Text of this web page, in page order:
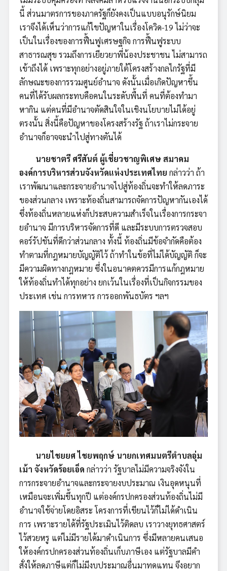
นี้ ส่วนมาตรการของภาครัฐก็ยังคงเป็นแบบอนุรักษ์นิยม
เราจึงได้เห็นว่าการแก้ไขปัญหาในเรื่องโควิด-19 ไม่ว่าจะ
เป็นในเรื่องของการฟื้นฟูเศรษฐกิจ การฟื้นฟูระบบ
สาธารณสุข รวมถึงการเยียวยาพี่น้องประชาชน ไม่สามารถ
เข้าถึงได้ เพราะทุกอย่างอยู่ภายใต้โครงสร้างกลไกรัฐที่มี
ลักษณะของการรวมศูนย์อำนาจ ดังนั้นเมื่อเกิดปัญหาขึ้น
คนที่ได้รับผลกระทบคือคนในระดับพื้นที่ คนที่ต้องทำมา
หากิน แต่คนที่มีอำนาจตัดสินใจในเชิงนโยบายไม่ได้อยู่
ตรงนั้น สิ่งนี้คือปัญหาของโครงสร้างรัฐ ถ้าเราไม่กระจาย
อำนาจก็อาจจะนำไปสู่ทางตันได้
นายชาตรี ศรีสันต์ ผู้เชี่ยวชาญพิเศษ สมาคม
องค์การบริหารส่วนจังหวัดแห่งประเทศไทย กล่าวว่า ถ้า
เราพัฒนาและกระจายอำนาจไปสู่ท้องถิ่นจะทำให้ลดภาระ
ของส่วนกลาง เพราะท้องถิ่นสามารถจัดการปัญหากันเองได้
ซึ่งท้องถิ่นหลายแห่งก็ประสบความสำเร็จในเรื่องการกระจา
ยอำนาจ มีการบริหารจัดการที่ดี และมีระบบการตรวจสอบ
คอร์รัปชันที่ดีกว่าส่วนกลาง ทั้งนี้ ท้องถิ่นมีข้อจำกัดคือต้อง
ทำตามที่กฎหมายบัญญัติไว้ ถ้าทำในข้อที่ไม่ได้บัญญัติ ก็จะ
มีความผิดทางกฎหมาย ซึ่งในอนาคตควรมีการแก้กฎหมาย
ให้ท้องถิ่นทำได้ทุกอย่าง ยกเว้นในเรื่องที่เป็นกิจกรรมของ
ประเทศ เช่น การทหาร การออกพันธบัตร ฯลฯ
นายไชยยศ ไชยพฤกษ์ นายกเทศมนตรีตำบลอุ่ม
เม้า จังหวัดร้อยเอ็ด กล่าวว่า รัฐบาลไม่มีความจริงจังใน
การกระจายอำนาจและกระจายงบประมาณ เงินอุดหนุนที่
เหมือนจะเพิ่มขึ้นทุกปี แต่องค์กรปกครองส่วนท้องถิ่นไม่มี
อำนาจใช้จ่ายโดยอิสระ โครงการที่เขียนไว้ก็ไม่ได้ดำเนิน
การ เพราะรายได้ที่รัฐประเมินไว้ติดลบ เราวางยุทธศาสตร์
ไว้สวยหรู แต่ไม่มีรายได้มาดำเนินการ ซึ่งมีหลายคนเสนอ
ให้องค์กรปกครองส่วนท้องถิ่นเก็บภาษีเอง แต่รัฐบาลมีคำ
สั่งให้ลดภาษีแต่ก็ไม่มีงบประมาณอื่นมาทดแทน จึงอยาก